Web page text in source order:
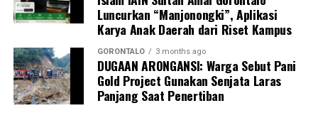
Masyarakat Desa Luwoo menyambut antusias agenda
terpadu ini. Ratusan warga memanfaatkan layanan
pemeriksaan kesehatan gratis sekaligus berkonsultasi
mengenai pola hidup bersih dan sehat (PHBS)
pencegahan tuberkulosis.
Luncurkan “Manjonongki”, Aplikasi
Karya Anak Daerah dari Riset Kampus
GORONTALO 3 months ago
DUGAAN ARONGANSI: Warga Sebut Pani
Gold Project Gunakan Senjata Laras
Panjang Saat Penertiban